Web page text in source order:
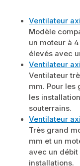
Ventilateur
Modèle
un moteur à
élevés avec
Ventilateur
Ventilateur
mm. Pour les
les
souterrains.
Ventilateur
Très grand
mm et un
avec un
installations.